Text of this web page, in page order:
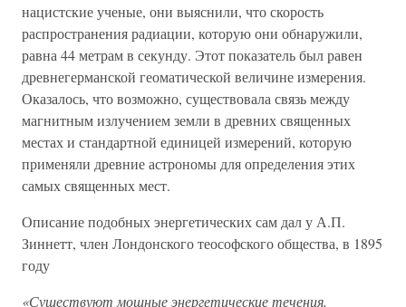
нацистские ученые, они выяснили, что скорость
распространения радиации, которую они обнаружили,
равна 44 метрам в секунду. Этот показатель был равен
древнегерманской геоматической величине измерения.
Оказалось, что возможно, существовала связь между
магнитным излучением земли в древних священных
местах и стандартной единицей измерений, которую
применяли древние астрономы для определения этих
самых священных мест.
Описание подобных энергетических сам дал у А.П.
Зиннетт, член Лондонского теософского общества, в 1895
году
«Существуют мощные энергетические течения,